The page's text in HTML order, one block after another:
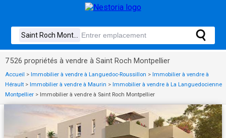
7 526 propriétés à vendre à Saint Roch Montpellier
Accueil > Immobilier à vendre à Languedoc-Roussillon > Immobilier à vendre à
Hérault > Immobilier à vendre à Maurin > Immobilier à vendre à La Languedocienne
Montpellier > Immobilier à vendre à Saint Roch Montpellier